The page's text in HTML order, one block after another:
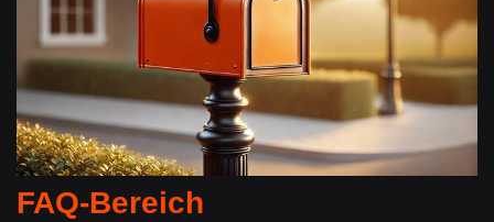
FAQ-Bereich